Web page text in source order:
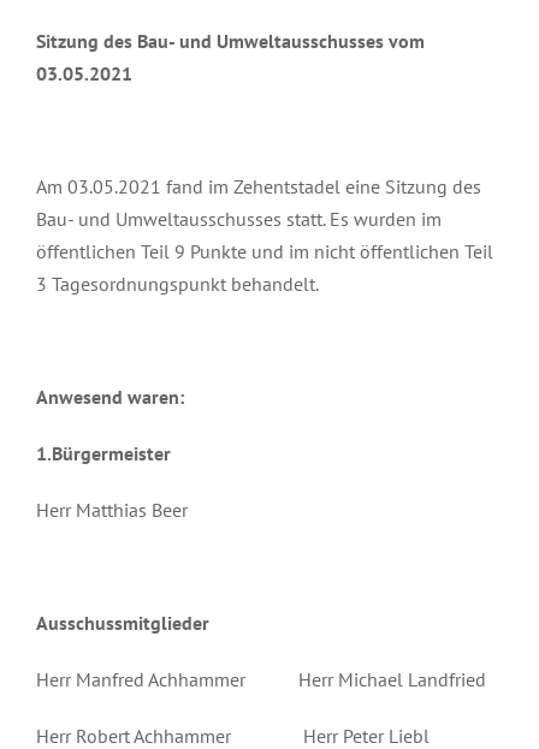
Sitzung des Bau- und Umweltausschusses vom
03.05.2021
Am 03.05.2021 fand im Zehentstadel eine Sitzung des
Bau- und Umweltausschusses statt. Es wurden im
öffentlichen Teil 9 Punkte und im nicht öffentlichen Teil
3 Tagesordnungspunkt behandelt.
Anwesend waren:
1.Bürgermeister
Herr Matthias Beer
Ausschussmitglieder
Herr Manfred Achhammer Herr Michael Landfried
Herr Robert Achhammer Herr Peter Liebl